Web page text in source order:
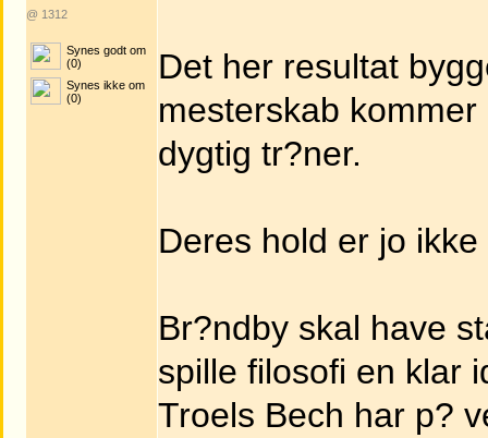
@ 1312
Synes godt om
(0)
Synes ikke om
(0)
Det her resultat
mesterskab
dygtig tr?ner.
Deres hold er jo
Br?ndby skal have
spille filosofi en klar
Troels Bech har p?